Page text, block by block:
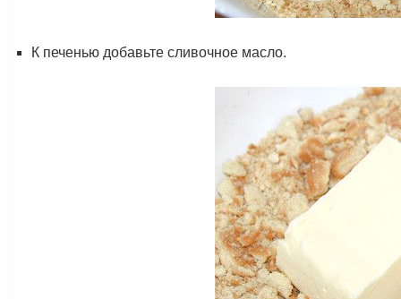
К печенью добавьте сливочное масло.